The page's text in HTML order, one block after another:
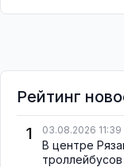
Рейтинг
1
03.08.2026 11:39
В центре
троллейбусов